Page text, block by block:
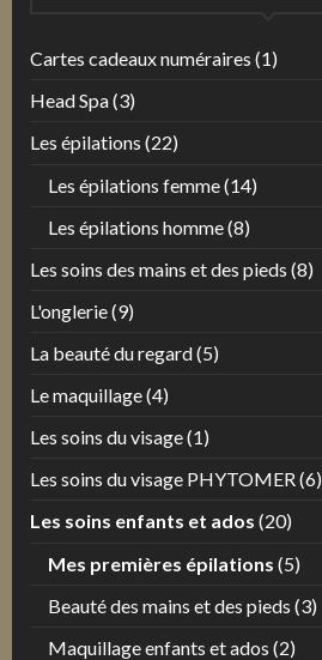
Cartes cadeaux numéraires (1)
Head Spa(3)
Les épilations (22)
Les épilations femme(14)
Les épilations homme(8)
Les soins des mains et des pieds (8)
L'onglerie(9)
La beauté du regard(5)
Le maquillage(4)
Les soins du visage(1)
Les soins du visage PHYTOMER (6)
Les soins enfants et ados (20)
Mes premières épilations (5)
Beauté des mains et des pieds (3)
Maquillage enfants et ados (2)